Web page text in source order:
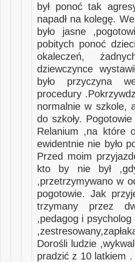
był ponoć tak
napadł na kolegę.
było jasne
pobitych ponoć
okaleczeń,
dziewczynce
było przyczyna
procedury
normalnie w szkole,
do szkoły.
Relanium ,na które
ewidentnie nie było
Przed moim
kto by nie był
,przetrzymywano w
pogotowie. Jak
trzymany przez
,pedagog i psycholog
Dorośli ludzie
pradzić z 10 latkiem